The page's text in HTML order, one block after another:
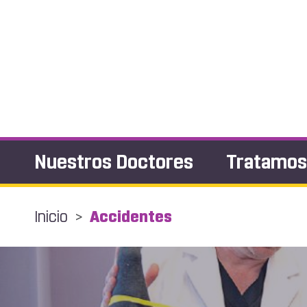
Nuestros Doctores Tratamos
Inicio > Accidentes